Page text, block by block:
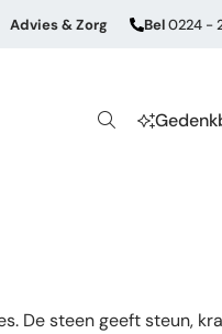
Advies & Zorg Bel0224 -
De steen geeft steun,